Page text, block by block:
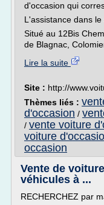
d'occasion qui
L'assistance dans
Situé au 12Bis
de Blagnac,
Lire la suite
Site : http://
Thèmes liés :
d'occasion /
/ vente voiture
voiture
occasion
Vente de
véhicules à ...
RECHERCHEZ par